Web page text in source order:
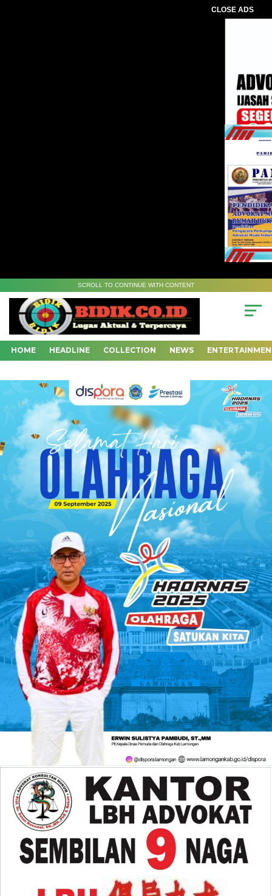
CLOSE ADS
SCROLL TO CONTINUE WITH CONTENT
HOME HEADLINE COLLECTION NEWS